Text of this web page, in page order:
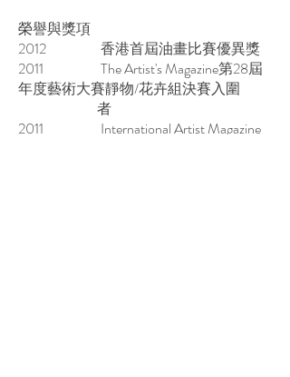
榮譽與獎項
2012 香港首屆油畫比賽優異獎
2011 The Artist's Magazine第28屆
年度藝術大賽靜物/花卉組決賽入圍
者
2011 International Artist Magazine